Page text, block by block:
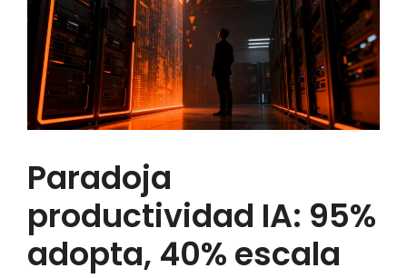
Paradoja
productividad IA: 95%
adopta, 40% escala